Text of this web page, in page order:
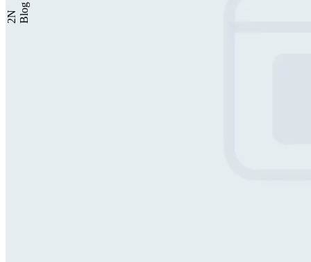
2N Blog